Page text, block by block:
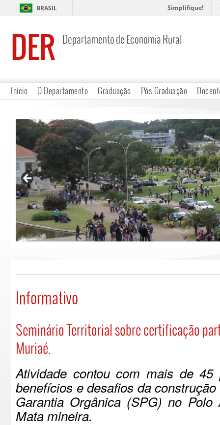
BRASIL Simplifique!
DER Departamento de Economia Rural
Início O Departamento Graduação Pós-Graduação
Informativo
Seminário Territorial sobre certificação
Muriaé.
Atividade contou com mais de 45
benefícios e desafios da
Garantia Orgânica (SPG) no
Mata mineira.